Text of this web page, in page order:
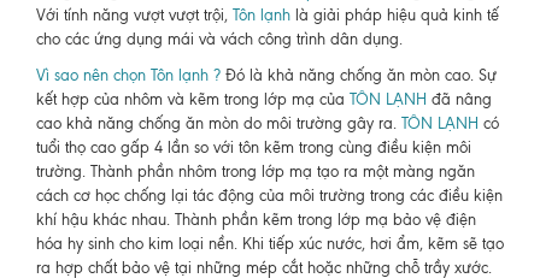
Với tính năng vượt vượt trội, Tôn lạnh là giải pháp hiệu quả kinh tế
cho các ứng dụng mái và vách công trình dân dụng.
Vì sao nên chọn Tôn lạnh ? Đó là khả năng chống ăn mòn cao. Sự
kết hợp của nhôm và kẽm trong lớp mạ của TÔN LẠNH đã nâng
cao khả năng chống ăn mòn do môi trường gây ra. TÔN LẠNH có
tuổi thọ cao gấp 4 lần so với tôn kẽm trong cùng điều kiện môi
trường. Thành phần nhôm trong lớp mạ tạo ra một màng ngăn
cách cơ học chống lại tác động của môi trường trong các điều kiện
khí hậu khác nhau. Thành phần kẽm trong lớp mạ bảo vệ điện
hóa hy sinh cho kim loại nền. Khi tiếp xúc nước, hơi ẩm, kẽm sẽ tạo
ra hợp chất bảo vệ tại những mép cắt hoặc những chỗ trầy xước.